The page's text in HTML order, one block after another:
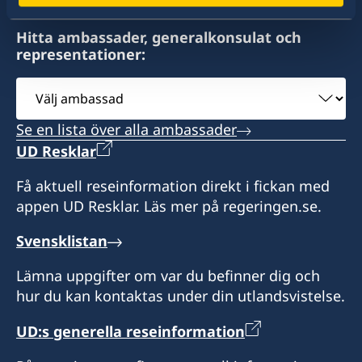
Hitta ambassader, generalkonsulat och
representationer:
Välj
ambassad
Se en lista över alla ambassader
UD Resklar
Få aktuell reseinformation direkt i fickan med
appen UD Resklar. Läs mer på regeringen.se.
Svensklistan
Lämna uppgifter om var du befinner dig och
hur du kan kontaktas under din utlandsvistelse.
UD:s generella reseinformation